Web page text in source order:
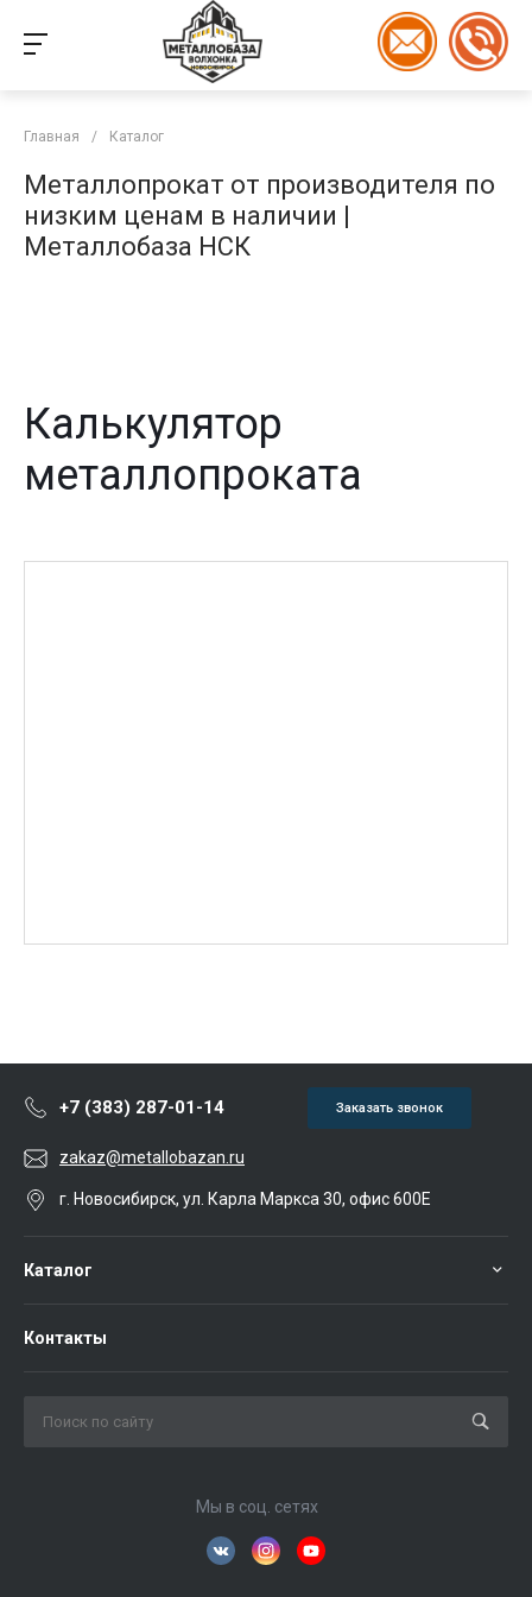
Главная / Каталог
Металлопрокат от производителя по
низким ценам в наличии |
Металлобаза НСК
Калькулятор
металлопроката
+7 (383) 287-01-14 Заказать звонок
zakaz@metallobazan.ru
г. Новосибирск, ул. Карла Маркса 30, офис 600Е
Каталог
Контакты
Мы в соц. сетях